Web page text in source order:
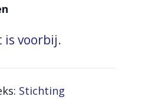
is voorbij.
Stichting